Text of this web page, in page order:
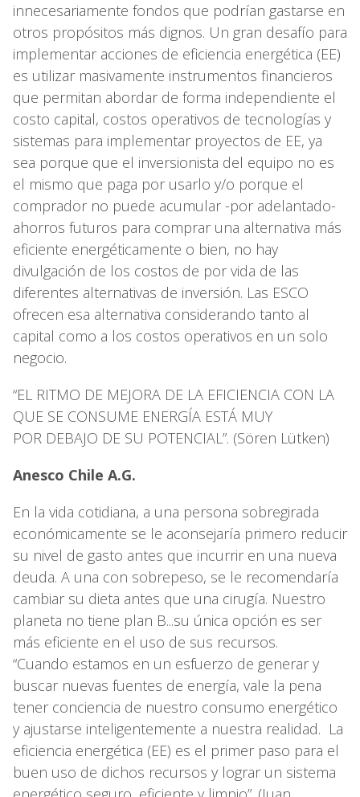
innecesariamente fondos que podrían gastarse en
otros propósitos más dignos. Un gran desafío para
implementar acciones de eficiencia energética (EE)
es utilizar masivamente instrumentos financieros
que permitan abordar de forma independiente el
costo capital, costos operativos de tecnologías y
sistemas para implementar proyectos de EE, ya
sea porque que el inversionista del equipo no es
el mismo que paga por usarlo y/o porque el
comprador no puede acumular -por adelantado-
ahorros futuros para comprar una alternativa más
eficiente energéticamente o bien, no hay
divulgación de los costos de por vida de las
diferentes alternativas de inversión. Las ESCO
ofrecen esa alternativa considerando tanto al
capital como a los costos operativos en un solo
negocio.
“EL RITMO DE MEJORA DE LA EFICIENCIA CON LA
QUE SE CONSUME ENERGÍA ESTÁ MUY
POR DEBAJO DE SU POTENCIAL”. (Sören Lütken)
Anesco Chile A.G.
En la vida cotidiana, a una persona sobregirada
económicamente se le aconsejaría primero reducir
su nivel de gasto antes que incurrir en una nueva
deuda. A una con sobrepeso, se le recomendaría
cambiar su dieta antes que una cirugía. Nuestro
planeta no tiene plan B...su única opción es ser
más eficiente en el uso de sus recursos.
“Cuando estamos en un esfuerzo de generar y
buscar nuevas fuentes de energía, vale la pena
tener conciencia de nuestro consumo energético
y ajustarse inteligentemente a nuestra realidad. La
eficiencia energética (EE) es el primer paso para el
buen uso de dichos recursos y lograr un sistema